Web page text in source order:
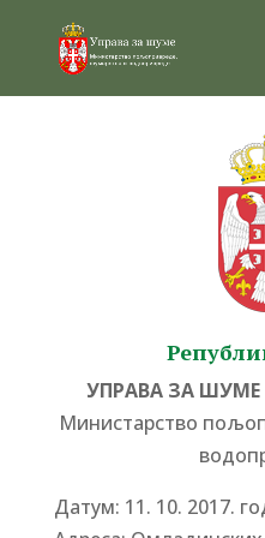
УПРАВА ЗА ШУМЕ
Министарство
Датум: 11. 10. 2017.